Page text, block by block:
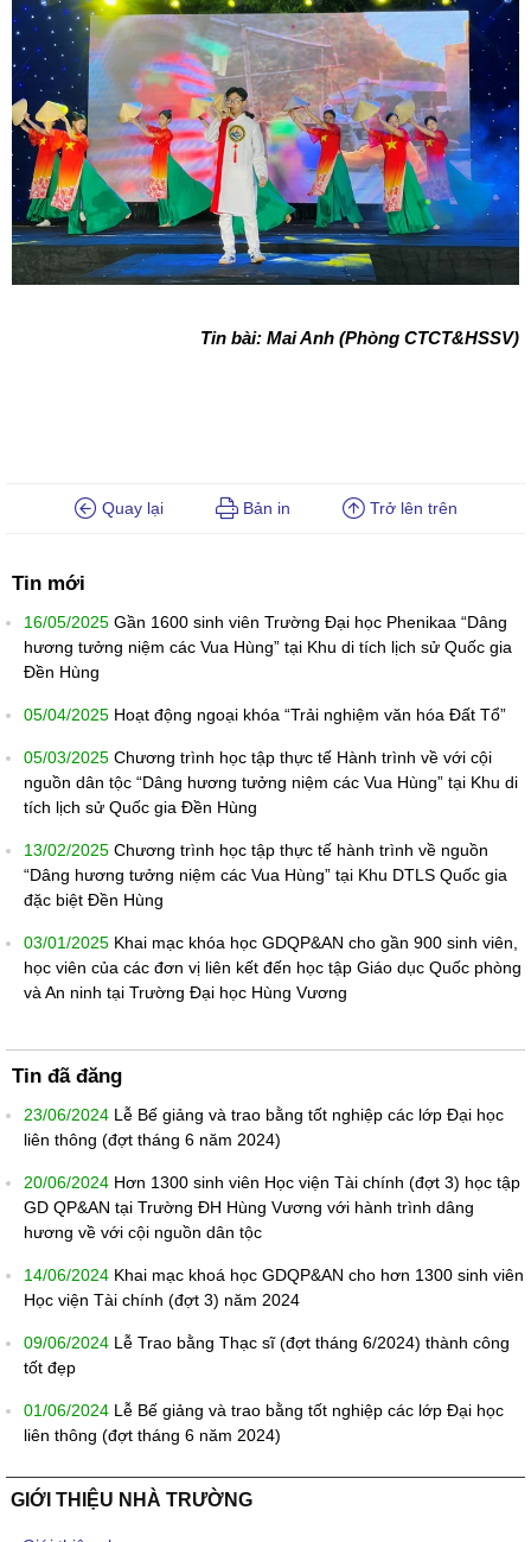
Tin bài: Mai Anh (Phòng CTCT&HSSV)
Quay lại Bản in Trở lên trên
Tin mới
16/05/2025 Gần 1600 sinh viên Trường Đại học Phenikaa “Dâng
hương tưởng niệm các Vua Hùng” tại Khu di tích lịch sử Quốc gia
Đền Hùng
05/04/2025 Hoạt động ngoại khóa “Trải nghiệm văn hóa Đất Tổ”
05/03/2025 Chương trình học tập thực tế Hành trình về với cội
nguồn dân tộc “Dâng hương tưởng niệm các Vua Hùng” tại Khu di
tích lịch sử Quốc gia Đền Hùng
13/02/2025 Chương trình học tập thực tế hành trình về nguồn
“Dâng hương tưởng niệm các Vua Hùng” tại Khu DTLS Quốc gia
đặc biệt Đền Hùng
03/01/2025 Khai mạc khóa học GDQP&AN cho gần 900 sinh viên,
học viên của các đơn vị liên kết đến học tập Giáo dục Quốc phòng
và An ninh tại Trường Đại học Hùng Vương
Tin đã đăng
23/06/2024 Lễ Bế giảng và trao bằng tốt nghiệp các lớp Đại học
liên thông (đợt tháng 6 năm 2024)
20/06/2024 Hơn 1300 sinh viên Học viện Tài chính (đợt 3) học tập
GD QP&AN tại Trường ĐH Hùng Vương với hành trình dâng
hương về với cội nguồn dân tộc
14/06/2024 Khai mạc khoá học GDQP&AN cho hơn 1300 sinh viên
Học viện Tài chính (đợt 3) năm 2024
09/06/2024 Lễ Trao bằng Thạc sĩ (đợt tháng 6/2024) thành công
tốt đẹp
01/06/2024 Lễ Bế giảng và trao bằng tốt nghiệp các lớp Đại học
liên thông (đợt tháng 6 năm 2024)
GIỚI THIỆU NHÀ TRƯỜNG